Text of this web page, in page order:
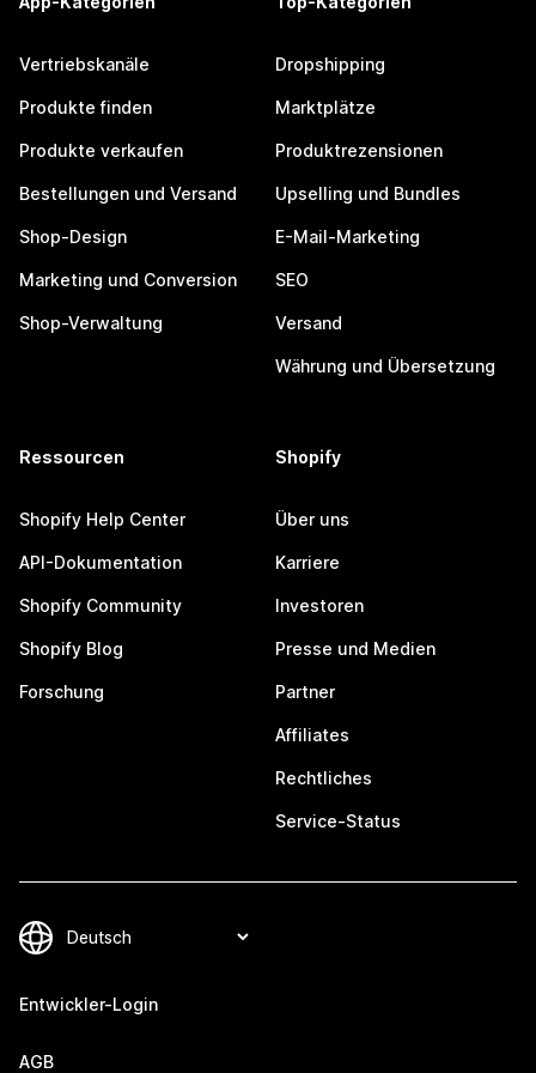
Vertriebskanäle
Produkte finden
Produkte verkaufen
Bestellungen und Versand
Shop-Design
Marketing und Conversion
Shop-Verwaltung
Dropshipping
Marktplätze
Produktrezensionen
Upselling und Bundles
E-Mail-Marketing
SEO
Versand
Währung und Übersetzung
Ressourcen
Shopify Help Center
API-Dokumentation
Shopify Community
Shopify Blog
Forschung
Shopify
Über uns
Karriere
Investoren
Presse und Medien
Partner
Affiliates
Rechtliches
Service-Status
Entwickler-Login
AGB